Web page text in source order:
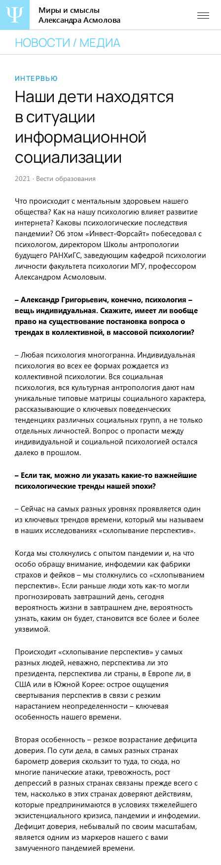
содержанию
Миры и смыслы
Александра Асмолова
НОВОСТИ / МЕДИА
ИНТЕРВЬЮ
Наши дети находятся
в ситуации
информационной
социализации
2021 · Вести образования
Что происходит с ментальным здоровьем нашего
общества? Как на нашу психологию влияет развитие
интернета? Каковы психологические последствия
пандемии? Об этом «Инвест-Форсайт» побеседовал с
психологом, директором Школы антропологии
будущего РАНХиГС, заведующим кафедрой психологии
личности факультета психологии МГУ, профессором
Александром Асмоловым.
– Александр Григорьевич, конечно, психология –
вещь индивидуальная. Скажите, имеет ли вообще
право на существование постановка вопроса о
трендах в коллективной, в массовой психологии?
– Любая психология многогранна. Индивидуальная
психология во всех ее формах рождается из
коллективной психологии. Вся социальная
психология, вся культурная антропология дают нам
уникальные типовые матрицы социального характера,
рассказывающие о ключевых поведенческих
тенденциях различных социальных групп, а не только
отдельных личностей. Вопрос о пропасти между
индивидуальной и социальной психологией остался
далеко в прошлом.
– Если так, можно ли указать какие-то важнейшие
психологические тренды нашей эпохи?
– Сейчас на самых разных уровнях проявляется один
из ключевых трендов времени, который мы называем
в наших исследованиях «схлопывание перспектив».
Когда мы столкнулись с опытом пандемии и, на что
особо обращу внимание, инфодемии как фабрики
страхов и фейков – мы столкнулись со «схлопыванием
перспектив». Если раньше люди хоть как-то могли
прогнозировать завтрашний день, сегодня
вероятность жизни в завтрашнем дне, вероятность
узнать, каким он будет, становится все более и более
уязвимой.
Происходит «схлопывание перспектив» у самых
разных людей, неважно, перспектива ли это
президента, перспектива ли страны, в Европе ли, в
США или в Южной Корее: острое ощущения
свертывания перспектив в связи с резким
нарастанием неопределенности – ключевая
особенность нашего времени.
Вторая особенность – резкое возрастание дефицита
доверия. По сути дела, в самых разных странах
барометр доверия скользит то туда, то сюда, но
многие панические атаки, тревожность, рост
депрессий в разных странах связаны прежде всего с
тем, насколько в этих странах доверяют действиям,
которые предпринимаются в условиях тяжелейшего
экзистенциального кризиса, пандемии и инфодемии.
Дефицит доверия, небывалый по своим масштабам,
является одним из маркеров нашего с вами
замученного пандемией времени.